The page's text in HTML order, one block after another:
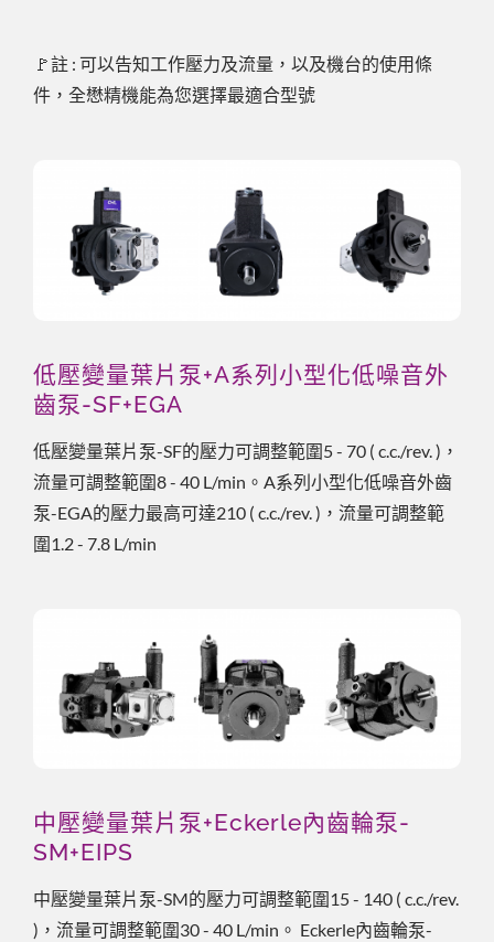
🚩註 : 可以告知工作壓力及流量，以及機台的使用條
件，全懋精機能為您選擇最適合型號
低壓變量葉片泵+A系列小型化低噪音外
齒泵-SF+EGA
低壓變量葉片泵-SF的壓力可調整範圍5 - 70 ( c.c./rev. )，
流量可調整範圍8 - 40 L/min。A系列小型化低噪音外齒
泵-EGA的壓力最高可達210 ( c.c./rev. )，流量可調整範
圍1.2 - 7.8 L/min
中壓變量葉片泵+Eckerle內齒輪泵-
SM+EIPS
中壓變量葉片泵-SM的壓力可調整範圍15 - 140 ( c.c./rev.
)，流量可調整範圍30 - 40 L/min。 Eckerle內齒輪泵-